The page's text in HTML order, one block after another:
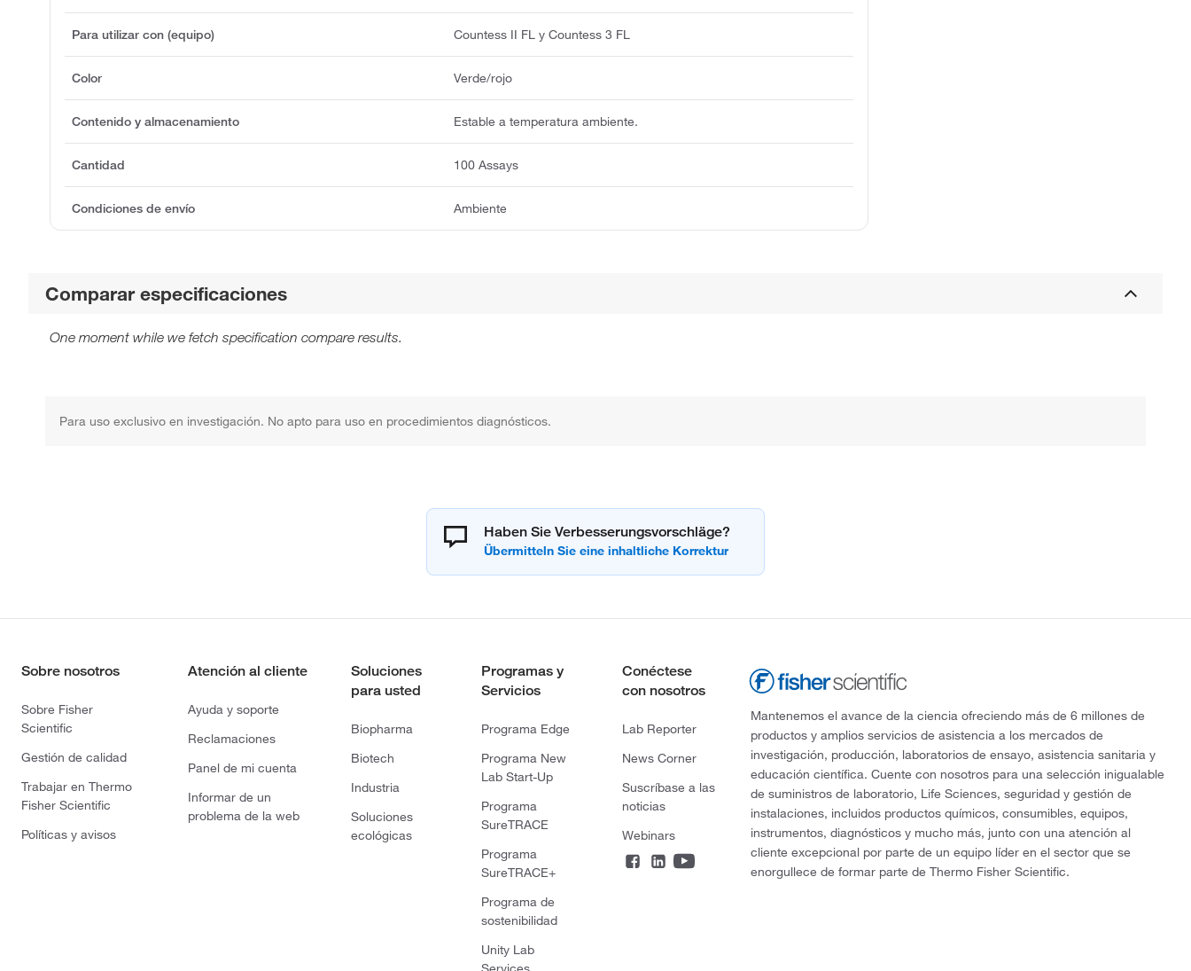
Para utilizar con (equipo) Countess II FL y Countess 3 FL
Color Verde/rojo
Contenido y almacenamiento Estable a temperatura ambiente.
Cantidad 100 Assays
Condiciones de envío Ambiente
Comparar especificaciones
One moment while we fetch specification compare results.
Para uso exclusivo en investigación. No apto para uso en procedimientos diagnósticos.
Haben Sie Verbesserungsvorschläge?
Sobre nosotros
Sobre Fisher
Scientific
Gestión de calidad
Trabajar en Thermo
Fisher Scientific
Políticas y avisos
Atención al cliente
Ayuda y soporte
Reclamaciones
Panel de mi cuenta
Informar de un
problema de la web
Soluciones
para usted
Biopharma
Biotech
Industria
Soluciones
ecológicas
Programas y
Servicios
Programa Edge
Programa New
Lab Start-Up
Programa
SureTRACE
Programa
SureTRACE+
Programa de
sostenibilidad
Unity Lab
Conéctese
con nosotros
Lab Reporter
News Corner
Suscríbase a las
noticias
Webinars
Mantenemos el avance de la ciencia ofreciendo más de 6 millones de
productos y amplios servicios de asistencia a los mercados de
investigación, producción, laboratorios de ensayo, asistencia sanitaria y
educación científica. Cuente con nosotros para una selección inigualable
de suministros de laboratorio, Life Sciences, seguridad y gestión de
instalaciones, incluidos productos químicos, consumibles, equipos,
instrumentos, diagnósticos y mucho más, junto con una atención al
cliente excepcional por parte de un equipo líder en el sector que se
enorgullece de formar parte de Thermo Fisher Scientific.